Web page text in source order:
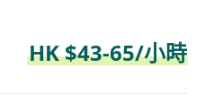
HK $43-65/小時